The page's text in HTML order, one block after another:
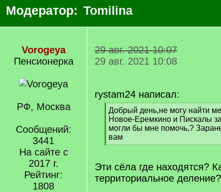
Модератор: Tomilina
Vorogeya
Пенсионерка
РФ, Москва
Сообщений:
3441
На сайте с
2017 г.
Рейтинг:
1808
29 авг. 2021 10:07
29 авг. 2021 10:08
rystam24 написал:
[
q
]
Добрый день,не могу найти
Новое-Еремкино и Пискалы
могли бы мне помочь,?
вам
[
q
]
Эти сёла где находятся?
территориальное